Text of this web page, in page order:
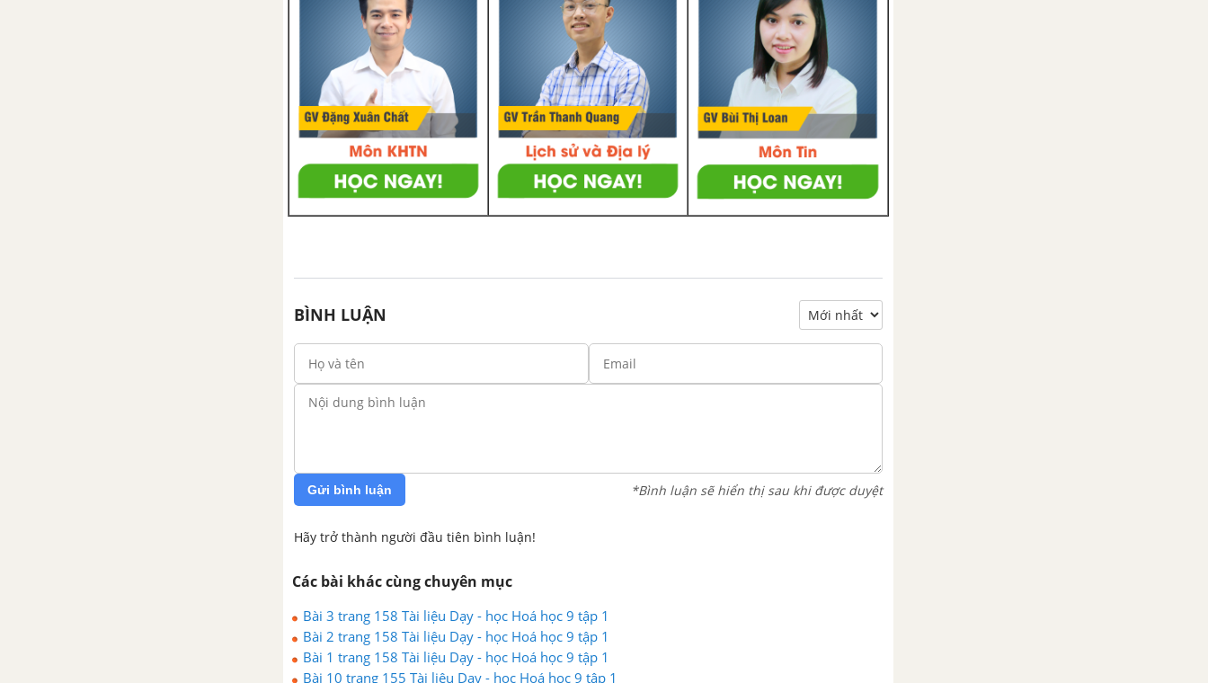
BÌNH LUẬN
Gửi bình luận *Bình luận sẽ hiển thị sau khi được duyệt
Hãy trở thành người đầu tiên bình luận!
Các bài khác cùng chuyên mục
Bài 3 trang 158 Tài liệu Dạy - học Hoá học 9 tập 1
Bài 2 trang 158 Tài liệu Dạy - học Hoá học 9 tập 1
Bài 1 trang 158 Tài liệu Dạy - học Hoá học 9 tập 1
Bài 10 trang 155 Tài liệu Dạy - học Hoá học 9 tập 1